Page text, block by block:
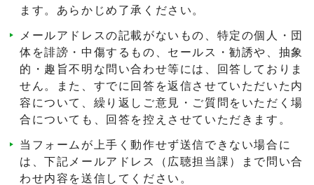
ます。あらかじめ了承ください。
メールアドレスの記載がないもの、特定の個人・団
体を誹謗・中傷するもの、セールス・勧誘や、抽象
的・趣旨不明な問い合わせ等には、回答しておりま
せん。また、すでに回答を返信させていただいた内
容について、繰り返しご意見・ご質問をいただく場
合についても、回答を控えさせていただきます。
当フォームが上手く動作せず送信できない場合に
は、下記メールアドレス（広聴担当課）まで問い合
わせ内容を送信してください。